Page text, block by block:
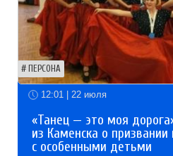
ПЕРСОНА
12:01 | 22 июля
«Танец — это моя
из Каменска о призвании
с особенными детьми